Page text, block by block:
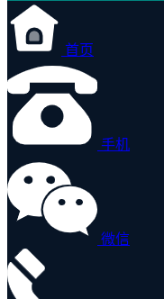
首页
手机
微信